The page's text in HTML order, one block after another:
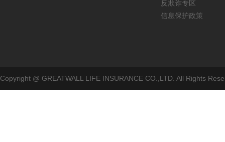
反欺诈专区
信息保护政策
Copyright @ GREATWALL LIFE INSURANCE CO.,LTD. All Rights